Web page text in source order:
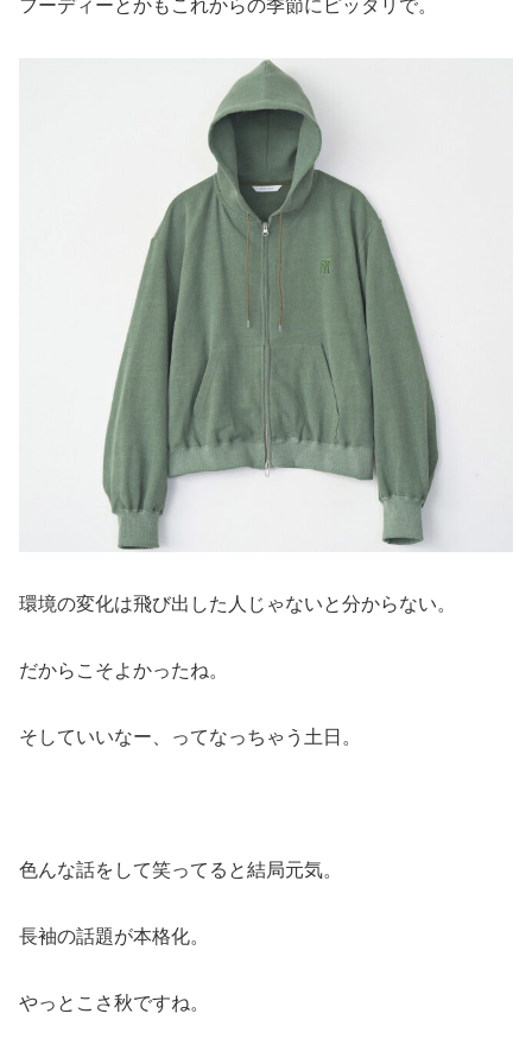
フーディーとかもこれからの季節にピッタリで。
環境の変化は飛び出した人じゃないと分からない。
だからこそよかったね。
そしていいなー、ってなっちゃう土日。
色んな話をして笑ってると結局元気。
長袖の話題が本格化。
やっとこさ秋ですね。